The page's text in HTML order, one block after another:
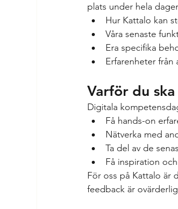
plats under hela
Hur Kattalo kan
Våra senaste
Era specifika
Erfarenheter från
Varför du
Digitala
Få hands-on
Nätverka med
Ta del av de
Få inspiration
För oss på Kattalo är
feedback är